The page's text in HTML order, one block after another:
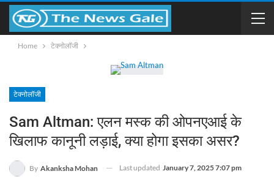
Home टेक्नोलॉजी
टेक्नोलॉजी
Sam Altman: एलन मस्क की ओपनएआई के
खिलाफ कानूनी लड़ाई, क्या होगा इसका असर?
By Akanksha Mohan Last updated January 7, 2025 7:07 pm